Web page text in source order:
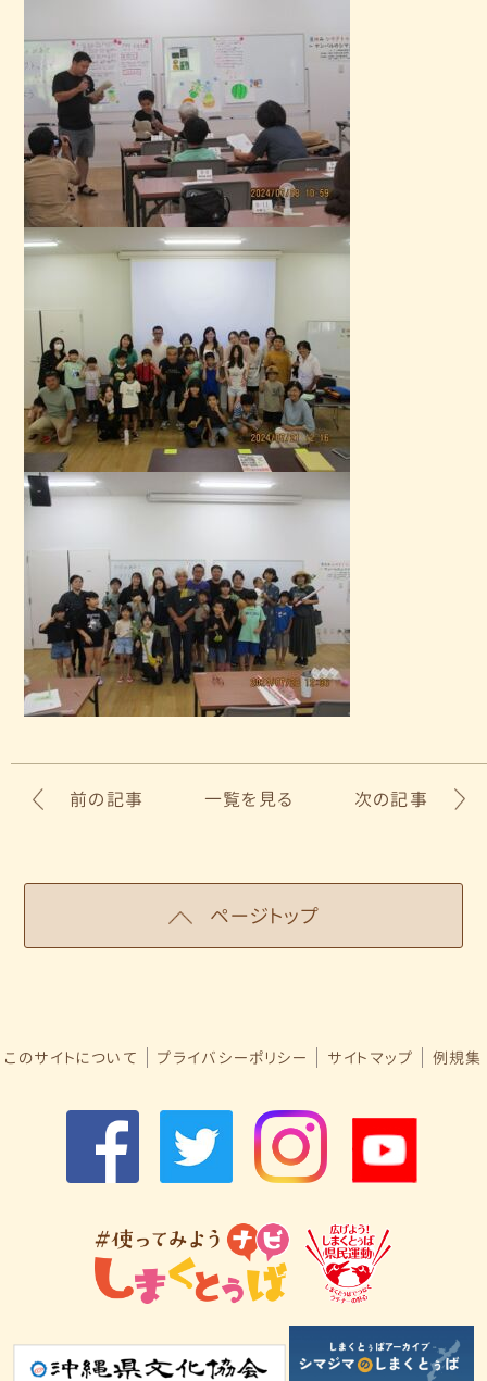
前の記事 一覧を見る 次の記事
ページトップ
このサイトについて プライバシーポリシー サイトマップ 例規集